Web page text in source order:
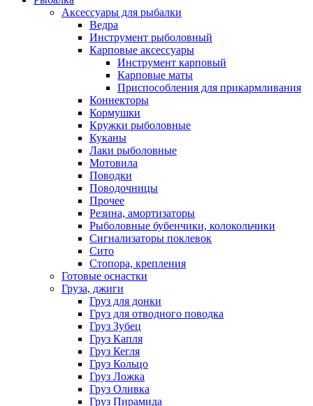
Аксессуары для рыбалки
Ведра
Инструмент рыболовный
Карповые аксессуары
Инструмент карповый
Карповые маты
Приспособления для прикармливания
Коннекторы
Кормушки
Кружки рыболовные
Куканы
Лаки рыболовные
Мотовила
Поводки
Поводочницы
Прочее
Резина, амортизаторы
Рыболовные бубенчики, колокольчики
Сигнализаторы поклевок
Сито
Стопора, крепления
Готовые оснастки
Груза, джиги
Груз для донки
Груз для отводного поводка
Груз Зубец
Груз Капля
Груз Кегля
Груз Кольцо
Груз Ложка
Груз Оливка
Груз Пирамида